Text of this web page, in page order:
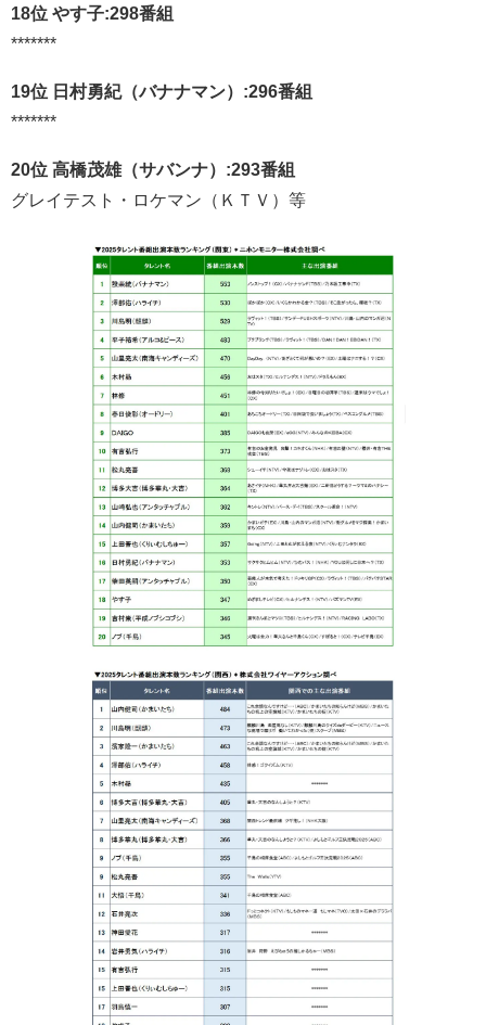
18位 やす子:298番組
*******
19位 日村勇紀（バナナマン）:296番組
*******
20位 高橋茂雄（サバンナ）:293番組
グレイテスト・ロケマン（ＫＴＶ）等